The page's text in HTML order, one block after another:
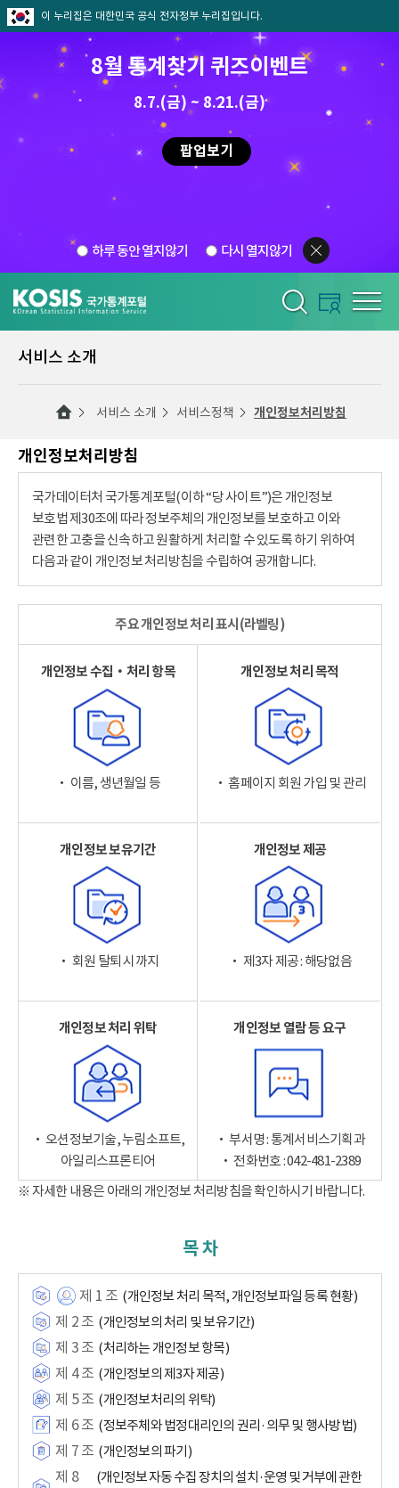
이 누리집은 대한민국 공식 전자정부 누리집입니다.
8월 통계찾기 퀴즈이벤트
8.7.(금) ~ 8.21.(금)
팝업보기
하루 동안 열지않기 다시 열지않기
서비스 소개
서비스 소개 서비스정책 개인정보처리방침
개인정보처리방침
국가데이터처 국가통계포털(이하 “당 사이트”)은 개인정보
보호법 제30조에 따라 정보주체의 개인정보를 보호하고 이와
관련한 고충을 신속하고 원활하게 처리할 수 있도록 하기 위하여
다음과 같이 개인정보 처리방침을 수립하여 공개합니다.
주요 개인정보 처리 표시(라벨링)
개인정보 수집‧처리 항목
‧ 이름, 생년월일 등
개인정보 처리 목적
‧ 홈페이지 회원 가입 및 관리
개인정보 보유기간
‧ 회원 탈퇴 시까지
개인정보 제공
‧ 제3자 제공 : 해당없음
개인정보 처리 위탁
‧ 오션정보기술, 누림소프트,
아일리스프론티어
개인정보 열람 등 요구
‧ 부서명 : 통계서비스기획과
‧ 전화번호 : 042-481-2389
※ 자세한 내용은 아래의 개인정보 처리방침을 확인하시기 바랍니다.
목 차
제 1 조 (개인정보 처리 목적, 개인정보파일 등록 현황)
제 2 조 (개인정보의 처리 및 보유기간)
제 3 조 (처리하는 개인정보 항목)
제 4 조 (개인정보의 제3자 제공)
제 5 조 (개인정보처리의 위탁)
제 6 조 (정보주체와 법정대리인의 권리·의무 및 행사방법)
제 7 조 (개인정보의 파기)
제 8
(개인정보 자동 수집 장치의 설치·운영 및 거부에 관한